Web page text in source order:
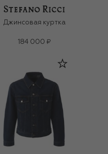
Джинсовая куртка
184 000 ₽